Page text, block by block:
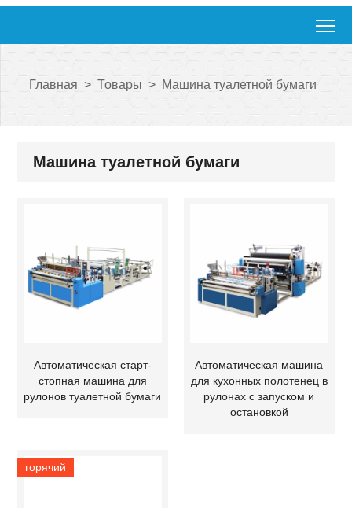
Главная > Товары > Машина туалетной бумаги
Машина туалетной бумаги
Автоматическая старт-
стопная машина для
рулонов туалетной бумаги
Автоматическая машина
для кухонных полотенец в
рулонах с запуском и
остановкой
горячий